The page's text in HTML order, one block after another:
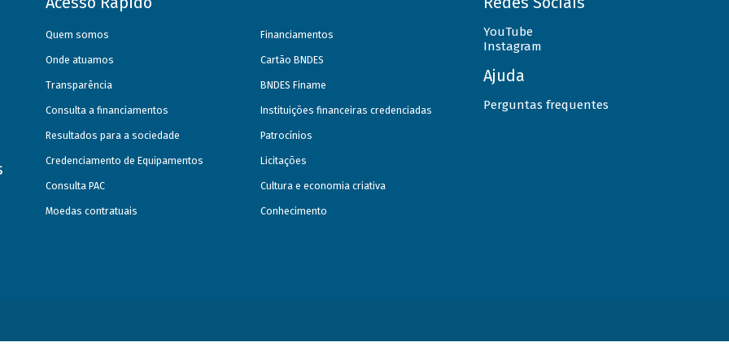
Quem somos
Onde atuamos
Transparência
Consulta a financiamentos
Resultados para a sociedade
Credenciamento de Equipamentos
Consulta PAC
Moedas contratuais
Financiamentos
Cartão BNDES
BNDES Finame
Instituições financeiras credenciadas
Patrocínios
Licitações
Cultura e economia criativa
Conhecimento
YouTube
Instagram
Ajuda
Perguntas frequentes